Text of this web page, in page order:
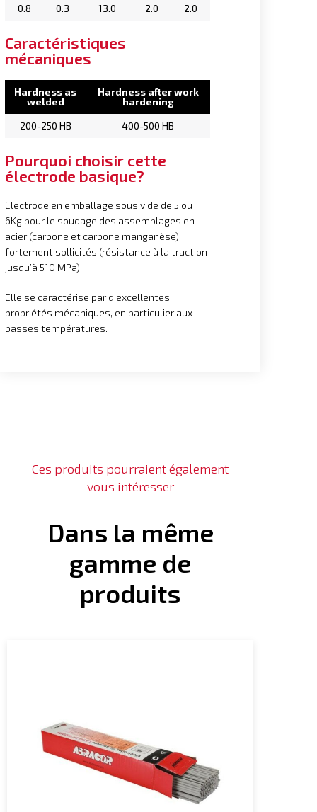
0.8
0.3 13.0 2.0 2.0
Caractéristiques
mécaniques
Hardness as
welded
Hardness after work
hardening
200-250 HB
400-500 HB
Pourquoi choisir cette
électrode basique?
Electrode en emballage sous vide de 5 ou
6Kg pour le soudage des assemblages en
acier (carbone et carbone manganèse)
fortement sollicités (résistance à la traction
jusqu’à 510 MPa).
Elle se caractérise par d’excellentes
propriétés mécaniques, en particulier aux
basses températures.
Ces produits pourraient également
vous intéresser
Dans la même
gamme de
produits